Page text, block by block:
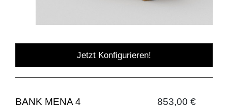
Jetzt Konfigurieren!
BANK MENA 4 853,00 €